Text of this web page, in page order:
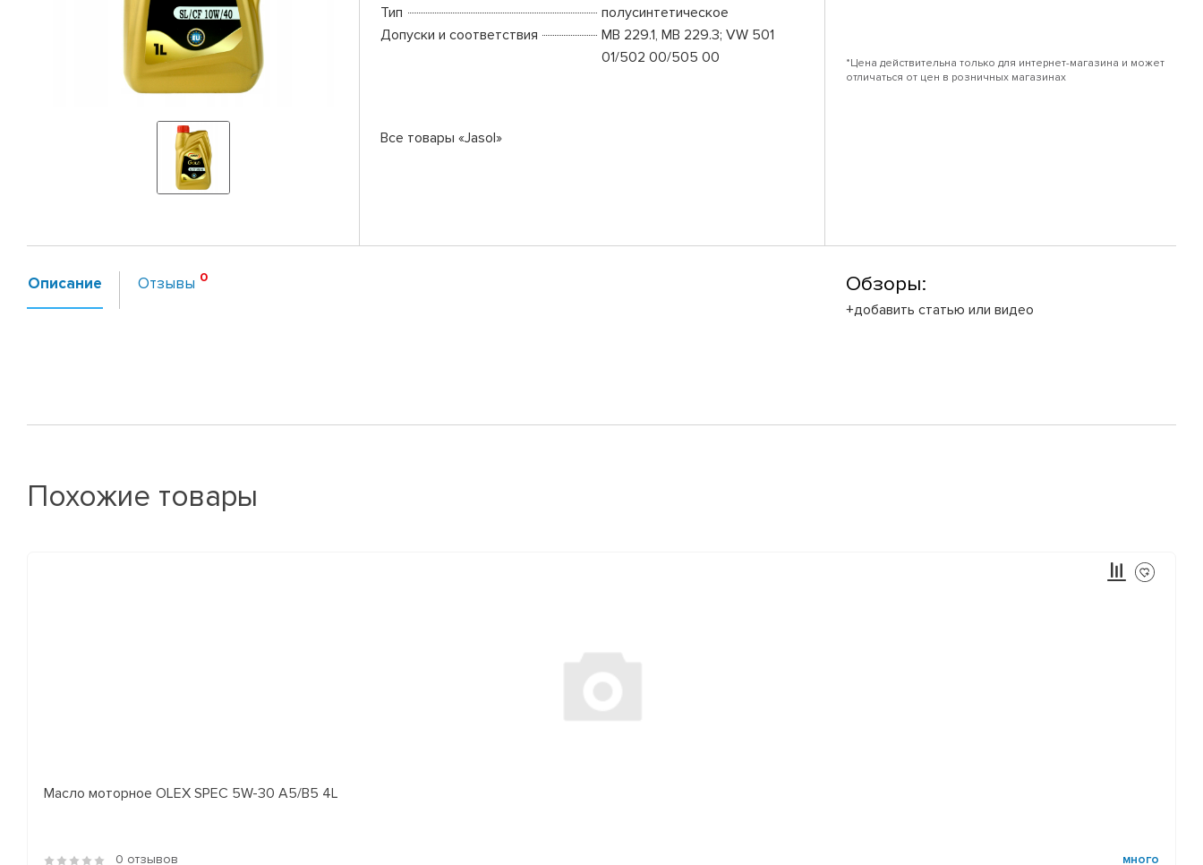
Тип
полусинтетическое
Допуски и соответствия
MB 229.1, MB 229.3; VW 501
01/502 00/505 00
Все товары «Jasol»
*Цена действительна только для интернет-магазина и может
отличаться от цен в розничных магазинах
Описание Отзывы Обзоры:
+добавить статью или видео
Похожие товары
Масло моторное OLEX SPEC 5W-30 A5/B5 4L
0 отзывов много